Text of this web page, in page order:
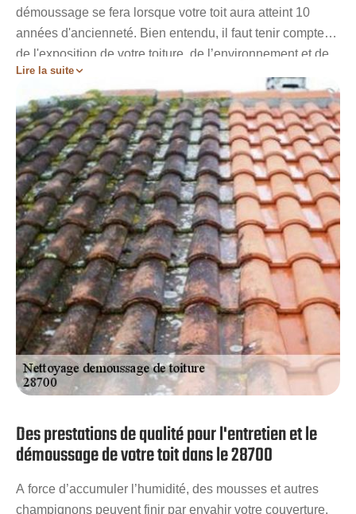
démoussage se fera lorsque votre toit aura atteint 10
années d'ancienneté. Bien entendu, il faut tenir compte
de l'exposition de votre toiture, de l’environnement et de
la fréquence des précipitations qui influeront sur la
nécessité du décrassage. Pour les toits de plus de 10
ans, l'entretien de la toiture devra être réaliser deux fois
par an. Au printemps le nettoyage permettra de dégager
toutes les mousses qui se sont installées. En automne, il
s’agira plus d’un nettoyage à titre préventif pour affronter
l’hiver. Pour l’entretien de votre toi à Saint Symphorien Le
Chateau, referez-vous au savoir-faire de Artisan
Stadelmann.
Lire la suite
Des prestations de qualité pour l'entretien et le
démoussage de votre toit dans le 28700
A force d’accumuler l’humidité, des mousses et autres
champignons peuvent finir par envahir votre couverture.